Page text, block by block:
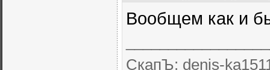
Вообщем как и
СкапЪ: denis-